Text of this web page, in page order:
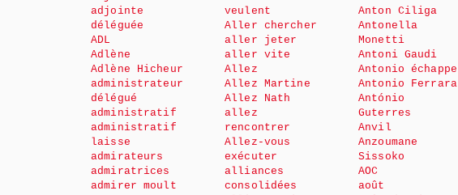
adjointe
déléguée
ADL
Adlène
Adlène Hicheur
administrateur
délégué
administratif
administratif
laisse
admirateurs
admiratrices
admirer moult
veulent
Aller chercher
aller jeter
aller vite
Allez
Allez Martine
Allez Nath
allez
rencontrer
Allez-vous
exécuter
alliances
consolidées
Anton Ciliga
Antonella
Monetti
Antoni Gaudi
Antonio échappe
Antonio Ferrara
António
Guterres
Anvil
Anzoumane
Sissoko
AOC
août